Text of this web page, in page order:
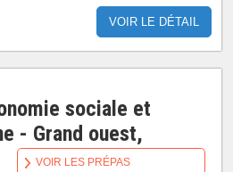
VOIR LE DÉTAIL
sociale et
- Grand ouest,
VOIR LES PRÉPAS